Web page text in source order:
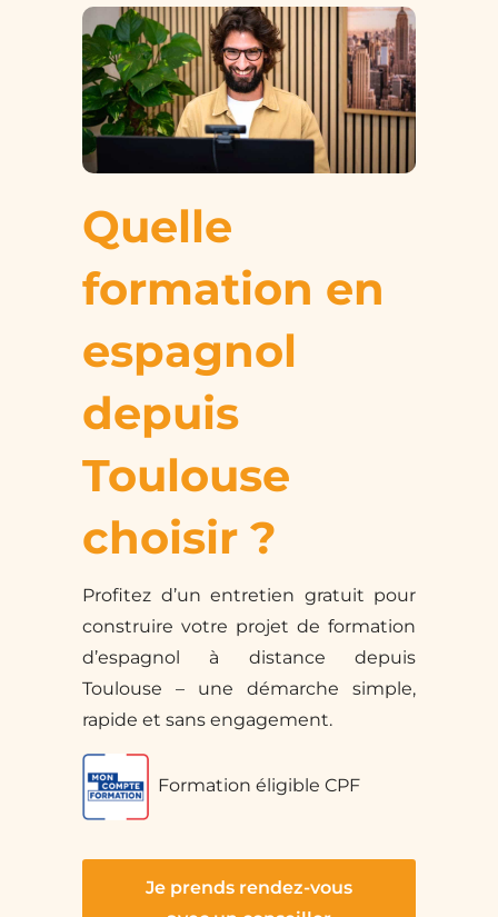
Quelle
formation en
espagnol
depuis
Toulouse
choisir ?
Profitez d’un entretien gratuit pour
construire votre projet de formation
d’espagnol à distance depuis
Toulouse – une démarche simple,
rapide et sans engagement.
Formation éligible CPF
Je prends rendez-vous